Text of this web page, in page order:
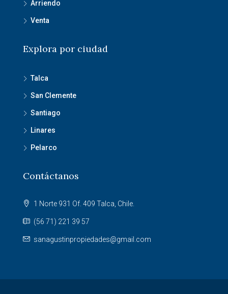
Arriendo
Venta
Explora por ciudad
Talca
San Clemente
Santiago
Linares
Pelarco
Contáctanos
1 Norte 931 Of. 409 Talca, Chile.
(56 71) 221 39 57
sanagustinpropiedades@gmail.com